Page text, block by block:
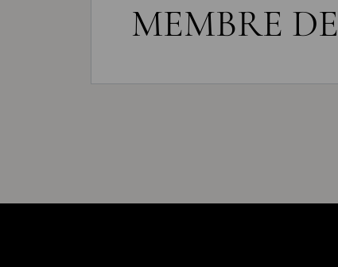
MEMBRE DE